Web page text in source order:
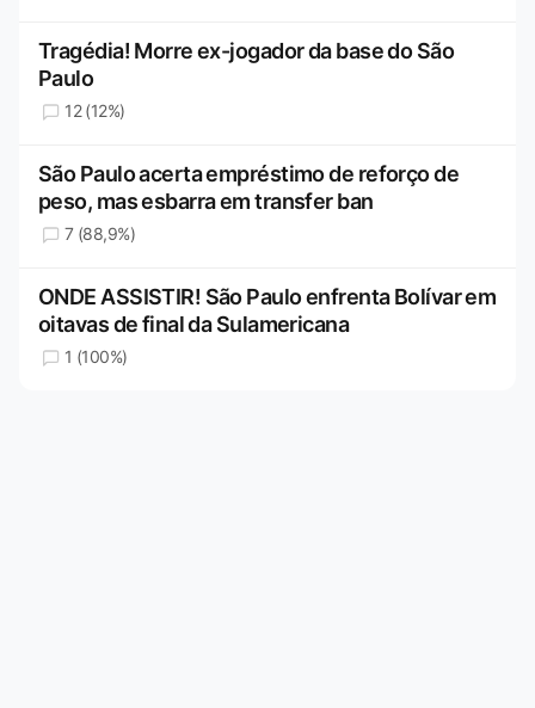
Tragédia! Morre ex-jogador da base do São
Paulo
12 (12%)
São Paulo acerta empréstimo de reforço de
peso, mas esbarra em transfer ban
7 (88,9%)
ONDE ASSISTIR! São Paulo enfrenta Bolívar em
oitavas de final da Sulamericana
1 (100%)